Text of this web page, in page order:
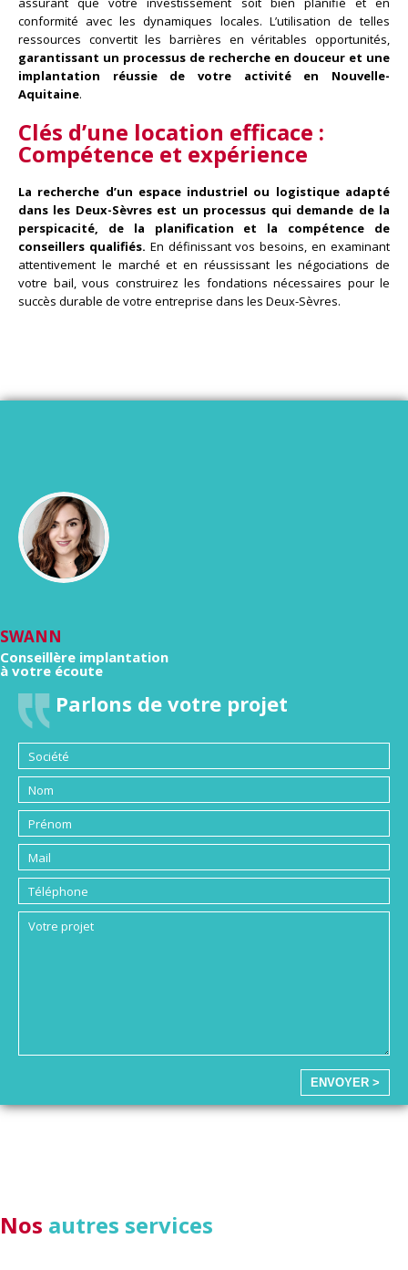
conformité avec les dynamiques locales. L’utilisation de telles
ressources convertit les barrières en véritables opportunités,
garantissant un processus de recherche en douceur et une
implantation réussie de votre activité en Nouvelle-
Aquitaine.
Clés d’une location efficace :
Compétence et expérience
La recherche d’un espace industriel ou logistique adapté
dans les Deux-Sèvres est un processus qui demande de la
perspicacité, de la planification et la compétence de
conseillers qualifiés. En définissant vos besoins, en examinant
attentivement le marché et en réussissant les négociations de
votre bail, vous construirez les fondations nécessaires pour le
succès durable de votre entreprise dans les Deux-Sèvres.
SWANN
Conseillère implantation
à votre écoute
Parlons de votre projet
ENVOYER >
Nos autres services